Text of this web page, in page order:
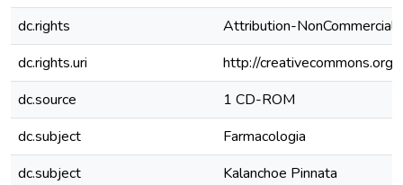
dc.rights
Attribution-
dc.rights.uri
http://
dc.source
1 CD-ROM
dc.subject
Farmacologia
dc.subject
Kalanchoe Pinnata